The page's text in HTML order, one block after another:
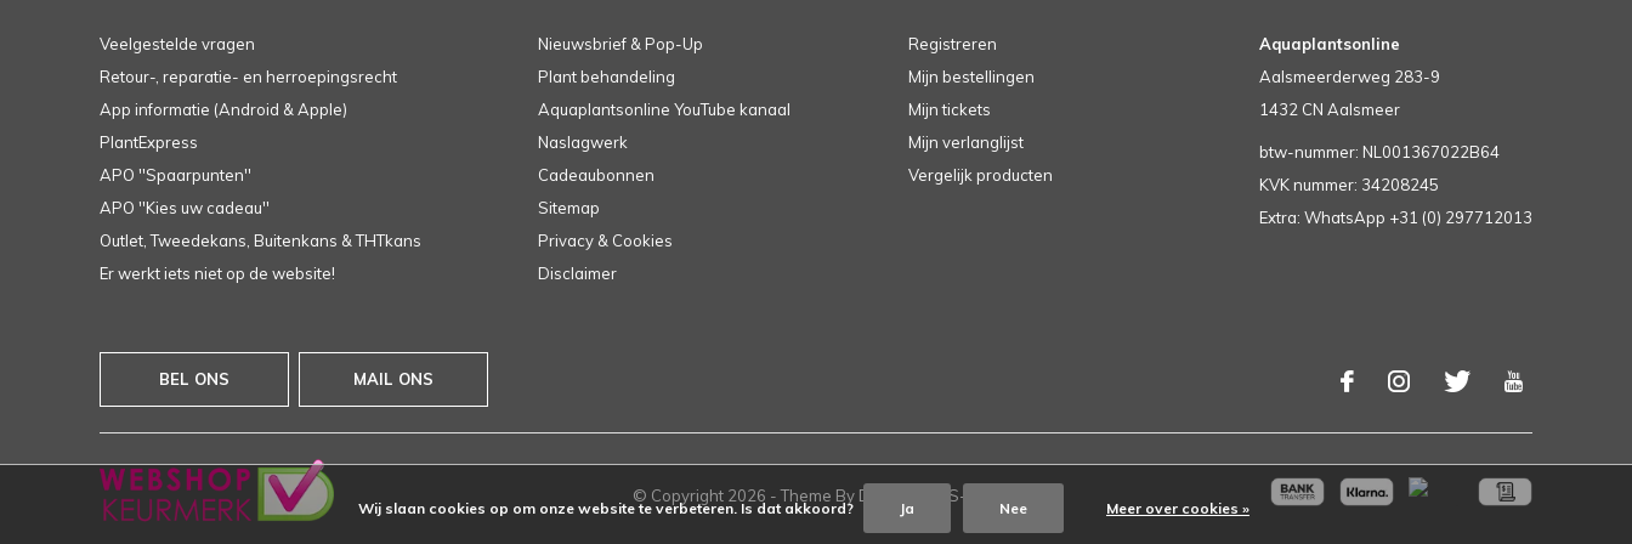
Veelgestelde vragen
Retour-, reparatie- en herroepingsrecht
App informatie (Android & Apple)
PlantExpress
APO ''Spaarpunten''
APO ''Kies uw cadeau''
Outlet, Tweedekans, Buitenkans & THTkans
Er werkt iets niet op de website!
Nieuwsbrief & Pop-Up
Plant behandeling
Aquaplantsonline YouTube kanaal
Naslagwerk
Cadeaubonnen
Sitemap
Privacy & Cookies
Disclaimer
Registreren
Mijn bestellingen
Mijn tickets
Mijn verlanglijst
Vergelijk producten
Aquaplantsonline
Aalsmeerderweg 283-9
1432 CN Aalsmeer
btw-nummer: NL001367022B64
KVK nummer: 34208245
Extra: WhatsApp +31 (0) 297712013
BEL ONS MAIL ONS
© Copyright 2026 - Theme By DMWS RSS-feed
Wij slaan cookies op om onze website te verbeteren. Is dat akkoord? Ja Nee Meer over cookies »